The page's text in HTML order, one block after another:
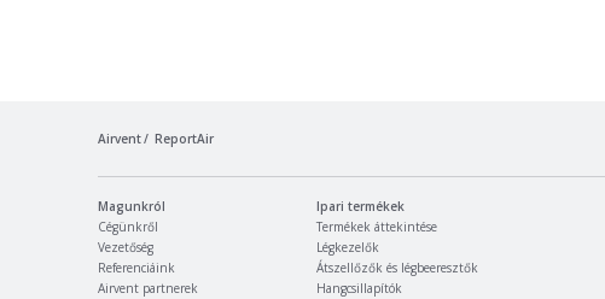
Airvent ReportAir
Magunkról
Cégünkről
Vezetőség
Referenciáink
Airvent partnerek
Ipari termékek
Termékek áttekintése
Légkezelők
Átszellőzők és légbeeresztők
Hangcsillapítók